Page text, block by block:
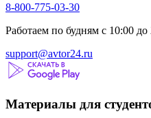
8-800-775-03-30
Работаем по будням с 10:00
support@avtor24.ru
Материалы для